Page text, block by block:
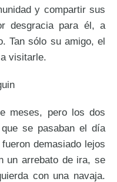
y compartir sus
desgracia para él, a
Tan sólo su amigo, el
visitarle.
meses, pero los dos
se pasaban el día
demasiado lejos
un arrebato de ira, se
con una navaja.